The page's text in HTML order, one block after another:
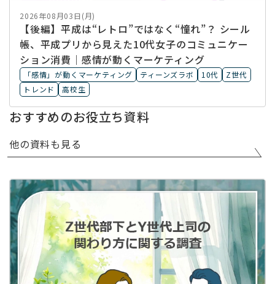
2026年08月03日(月)
【後編】平成は“レトロ”ではなく“憧れ”？ シール
帳、平成プリから見えた10代女子のコミュニケー
ション消費｜感情が動くマーケティング
「感情」が動くマーケティング ティーンズラボ 10代
Z世代
トレンド
高校生
おすすめのお役立ち資料
他の資料も見る